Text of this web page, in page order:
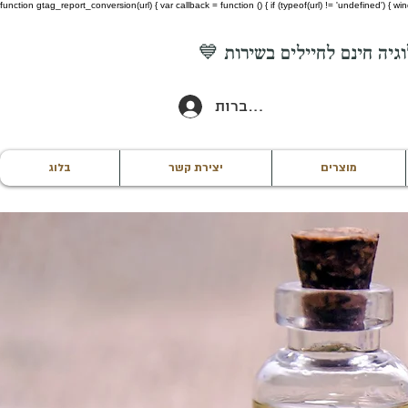
function gtag_report_conversion(url) { var callback = function () { if (typeof(url) != 'undefined') {
להתחברות
מוצרים יצירת קשר בלוג